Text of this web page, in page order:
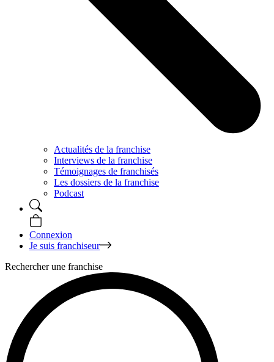
Actualités de la franchise
Interviews de la franchise
Témoignages de franchisés
Les dossiers de la franchise
Podcast
Connexion
Je suis franchiseur
Rechercher une franchise